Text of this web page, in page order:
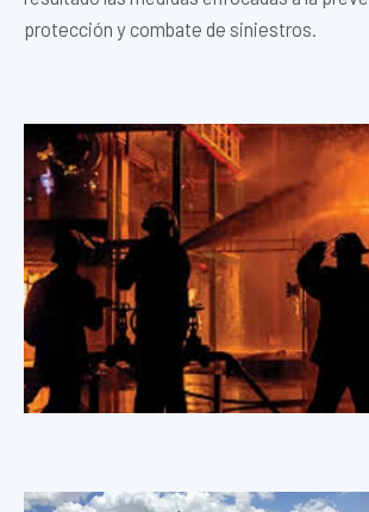
protección y combate de siniestros.